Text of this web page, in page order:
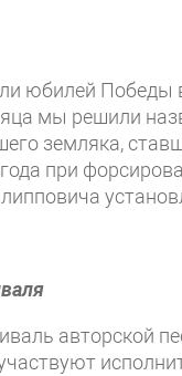
юбилей Победы
мы решили
земляка,
при
авторской